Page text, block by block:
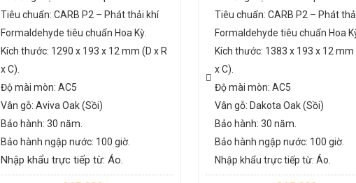
Tiêu chuẩn: CARB P2 – Phát thải khí
Formaldehyde tiêu chuẩn Hoa Kỳ.
Kích thước: 1290 x 193 x 12 mm (D x R
x C).
Độ mài mòn: AC5
Vân gỗ: Aviva Oak (Sồi)
Bảo hành: 30 năm.
Bảo hành ngập nước: 100 giờ.
Nhập khẩu trực tiếp từ: Áo.
Tiêu chuẩn: CARB P2 – Phát
Formaldehyde tiêu chuẩn Hoa
Kích thước: 1383 x 193 x 12 mm
x C).
Độ mài mòn: AC5
Vân gỗ: Dakota Oak (Sồi)
Bảo hành: 30 năm.
Bảo hành ngập nước: 100 giờ.
Nhập khẩu trực tiếp từ: Áo.